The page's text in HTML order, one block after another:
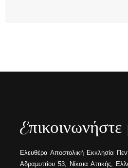
Ελευθέρα Αποστολική Εκκλησία
Αδραμυττίου 53, Νίκαια Αττικής,